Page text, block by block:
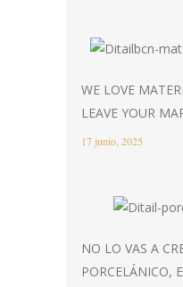
WE LOVE
LEAVE YOUR
17 junio, 2025
NO LO VAS A
PORCELÁNICO,